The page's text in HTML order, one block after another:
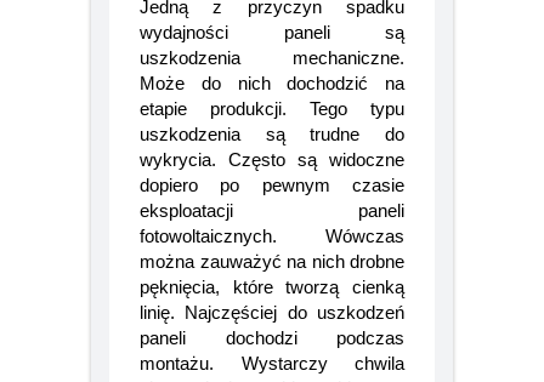
Jedną z przyczyn spadku
wydajności paneli są
uszkodzenia mechaniczne.
Może do nich dochodzić na
etapie produkcji. Tego typu
uszkodzenia są trudne do
wykrycia. Często są widoczne
dopiero po pewnym czasie
eksploatacji paneli
fotowoltaicznych. Wówczas
można zauważyć na nich drobne
pęknięcia, które tworzą cienką
linię. Najczęściej do uszkodzeń
paneli dochodzi podczas